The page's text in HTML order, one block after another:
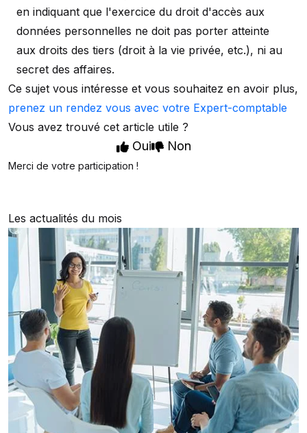
en indiquant que l'exercice du droit d'accès aux
données personnelles ne doit pas porter atteinte
aux droits des tiers (droit à la vie privée, etc.), ni au
secret des affaires.
Ce sujet vous intéresse et vous souhaitez en avoir plus,
prenez un rendez vous avec votre Expert-comptable
Vous avez trouvé cet article utile ?
Oui Non
Merci de votre participation !
Les actualités du mois